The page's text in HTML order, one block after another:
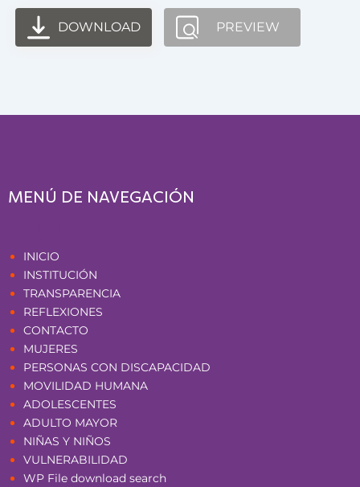
DOWNLOAD PREVIEW
MENÚ DE NAVEGACIÓN
INICIO
INSTITUCIÓN
TRANSPARENCIA
REFLEXIONES
CONTACTO
MUJERES
PERSONAS CON DISCAPACIDAD
MOVILIDAD HUMANA
ADOLESCENTES
ADULTO MAYOR
NIÑAS Y NIÑOS
VULNERABILIDAD
WP File download search